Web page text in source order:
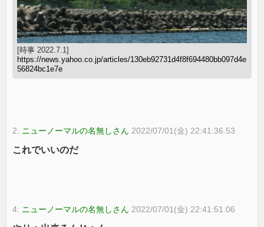
[時事 2022.7.1]
https://news.yahoo.co.jp/articles/130eb92731d4f8f694480bb097d4e
56824bc1e7e
2: ニューノーマルの名無しさん 2022/07/01(金) 22:41:36.53
これでいいのだ
4: ニューノーマルの名無しさん 2022/07/01(金) 22:41:51.06